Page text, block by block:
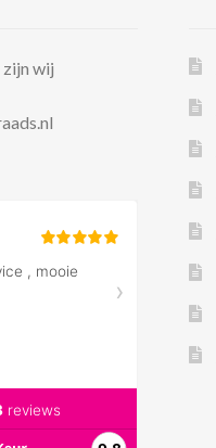
zijn wij